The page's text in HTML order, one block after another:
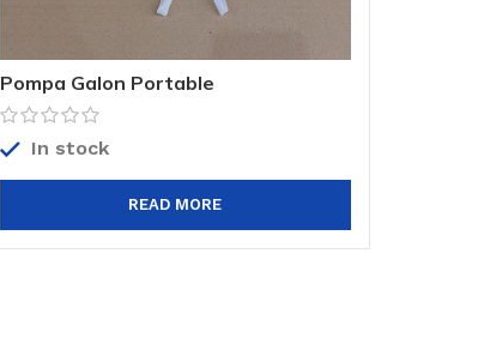
Pompa Galon Portable
In stock
READ MORE